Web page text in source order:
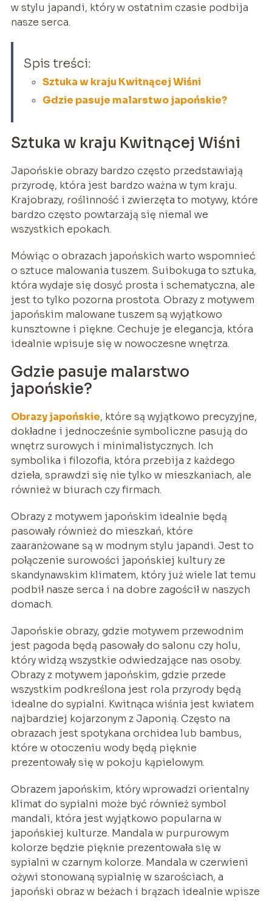
w stylu japandi, który w ostatnim czasie podbija
nasze serca.
Spis treści:
Sztuka w kraju Kwitnącej Wiśni
Gdzie pasuje malarstwo japońskie?
Sztuka w kraju Kwitnącej Wiśni
Japońskie obrazy bardzo często przedstawiają
przyrodę, która jest bardzo ważna w tym kraju.
Krajobrazy, roślinność i zwierzęta to motywy, które
bardzo często powtarzają się niemal we
wszystkich epokach.
Mówiąc o obrazach japońskich warto wspomnieć
o sztuce malowania tuszem. Suibokuga to sztuka,
która wydaje się dosyć prosta i schematyczna, ale
jest to tylko pozorna prostota. Obrazy z motywem
japońskim malowane tuszem są wyjątkowo
kunsztowne i piękne. Cechuje je elegancja, która
idealnie wpisuje się w nowoczesne wnętrza.
Gdzie pasuje malarstwo
japońskie?
Obrazy japońskie, które są wyjątkowo precyzyjne,
dokładne i jednocześnie symboliczne pasują do
wnętrz surowych i minimalistycznych. Ich
symbolika i filozofia, która przebija z każdego
dzieła, sprawdzi się nie tylko w mieszkaniach, ale
również w biurach czy firmach.
Obrazy z motywem japońskim idealnie będą
pasowały również do mieszkań, które
zaaranżowane są w modnym stylu japandi. Jest to
połączenie surowości japońskiej kultury ze
skandynawskim klimatem, który już wiele lat temu
podbił nasze serca i na dobre zagościł w naszych
domach.
Japońskie obrazy, gdzie motywem przewodnim
jest pagoda będą pasowały do salonu czy holu,
który widzą wszystkie odwiedzające nas osoby.
Obrazy z motywem japońskim, gdzie przede
wszystkim podkreślona jest rola przyrody będą
idealne do sypialni. Kwitnąca wiśnia jest kwiatem
najbardziej kojarzonym z Japonią. Często na
obrazach jest spotykana orchidea lub bambus,
które w otoczeniu wody będą pięknie
prezentowały się w pokoju kąpielowym.
Obrazem japońskim, który wprowadzi orientalny
klimat do sypialni może być również symbol
mandali, która jest wyjątkowo popularna w
japońskiej kulturze. Mandala w purpurowym
kolorze będzie pięknie prezentowała się w
sypialni w czarnym kolorze. Mandala w czerwieni
ożywi stonowaną sypialnię w szarościach, a
japoński obraz w beżach i brązach idealnie wpisze